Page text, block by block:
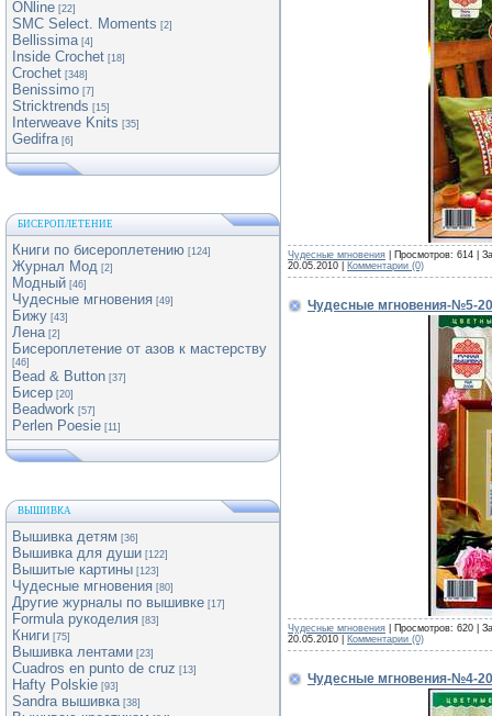
ONline [22]
SMC Select. Moments [2]
Bellissima [4]
Inside Crochet [18]
Crochet [348]
Benissimo [7]
Stricktrends [15]
Interweave Knits [35]
Gedifra [6]
БИСЕРОПЛЕТЕНИЕ
Книги по бисероплетению [124]
Журнал Мод [2]
Модный [46]
Чудесные мгновения [49]
Бижу [43]
Лена [2]
Бисероплетение от азов к мастерству
[46]
Bead & Button [37]
Бисер [20]
Beadwork [57]
Perlen Poesie [11]
ВЫШИВКА
Вышивка детям [36]
Вышивка для души [122]
Вышитые картины [123]
Чудесные мгновения [80]
Другие журналы по вышивке [17]
Formula рукоделия [83]
Книги [75]
Вышивка лентами [23]
Cuadros en punto de cruz [13]
Hafty Polskie [93]
Sandra вышивка [38]
Чудесные мгновения | Просмотров: 614 |
20.05.2010
Комментарии (0)
Чудесные мгновения-№5-
Чудесные мгновения | Просмотров: 620 |
20.05.2010
Комментарии (0)
Чудесные мгновения-№4-